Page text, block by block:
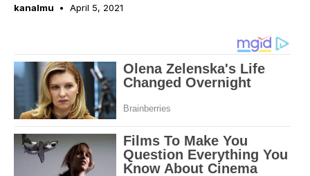
kanalmu April 5, 2021